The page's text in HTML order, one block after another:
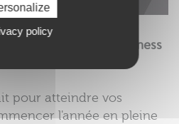
de Janvier chez Fitness
pour atteindre vos
l'année en pleine
policy